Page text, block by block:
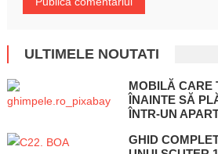
ULTIMELE NOUTATI
MOBILĂ CARE
ÎNAINTE SĂ
ÎNTR-UN
GHID